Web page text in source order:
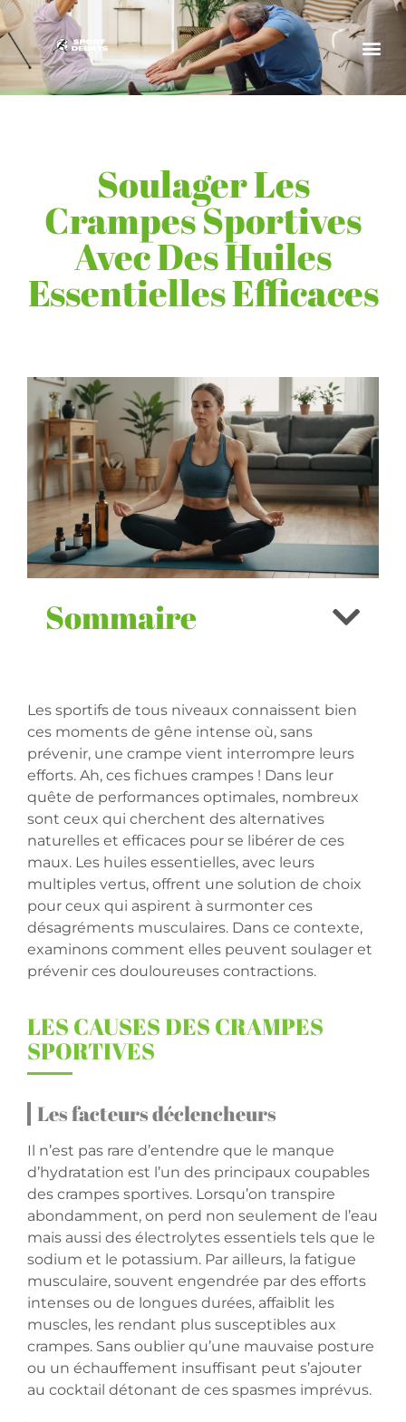
Soulager Les
Crampes Sportives
Avec Des Huiles
Essentielles Efficaces
Sommaire
Les sportifs de tous niveaux connaissent bien
ces moments de gêne intense où, sans
prévenir, une crampe vient interrompre leurs
efforts. Ah, ces fichues crampes ! Dans leur
quête de performances optimales, nombreux
sont ceux qui cherchent des alternatives
naturelles et efficaces pour se libérer de ces
maux. Les huiles essentielles, avec leurs
multiples vertus, offrent une solution de choix
pour ceux qui aspirent à surmonter ces
désagréments musculaires. Dans ce contexte,
examinons comment elles peuvent soulager et
prévenir ces douloureuses contractions.
LES CAUSES DES CRAMPES
SPORTIVES
Les facteurs déclencheurs
Il n’est pas rare d’entendre que le manque
d’hydratation est l’un des principaux coupables
des crampes sportives. Lorsqu’on transpire
abondamment, on perd non seulement de l’eau
mais aussi des électrolytes essentiels tels que le
sodium et le potassium. Par ailleurs, la fatigue
musculaire, souvent engendrée par des efforts
intenses ou de longues durées, affaiblit les
muscles, les rendant plus susceptibles aux
crampes. Sans oublier qu’une mauvaise posture
ou un échauffement insuffisant peut s’ajouter
au cocktail détonant de ces spasmes imprévus.